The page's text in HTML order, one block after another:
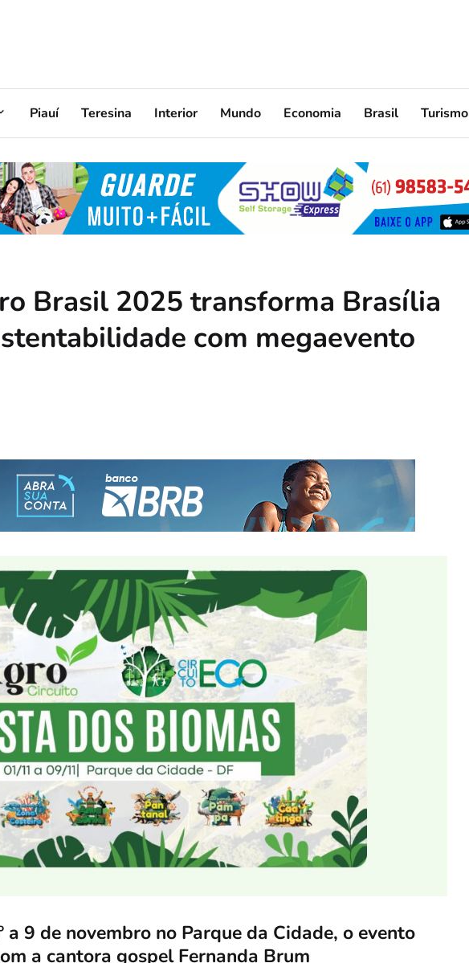
Piauí Teresina Interior Mundo Economia Brasil Turismo
Brasil 2025 transforma Brasília
com megaevento
a 9 de novembro no Parque da Cidade, o evento
a cantora gospel Fernanda Brum